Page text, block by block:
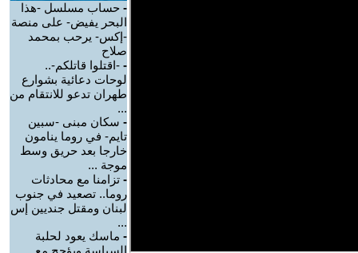
- حساب مسلسل -هذا
البحر يفيض- على منصة
-إكس- يرحب بمحمد
صلاح
- -اقتلوا قاتلكم-..
لوحات دعائية بشوارع
طهران تدعو للانتقام من
...
- سكان مبنى -سبين
تايم- في روما ينامون
خارجا بعد حريق وسط
موجة ...
- تزامنا مع محادثات
روما.. تصعيد في جنوب
لبنان ومقتل جنديين إس
...
- ماسك يعود لحلبة
السياسة ويؤجج مع